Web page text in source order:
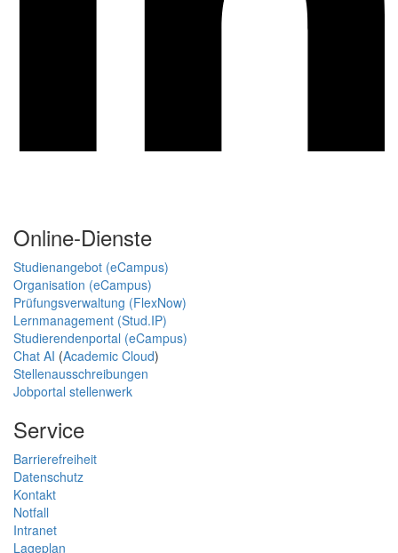
Online-Dienste
Studienangebot (eCampus)
Organisation (eCampus)
Prüfungsverwaltung (FlexNow)
Lernmanagement (Stud.IP)
Studierendenportal (eCampus)
Chat AI (Academic Cloud)
Stellenausschreibungen
Jobportal stellenwerk
Service
Barrierefreiheit
Datenschutz
Kontakt
Notfall
Intranet
Lageplan